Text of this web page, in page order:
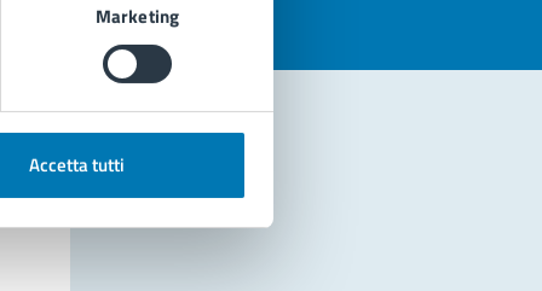
Marketing
Accetta tutti